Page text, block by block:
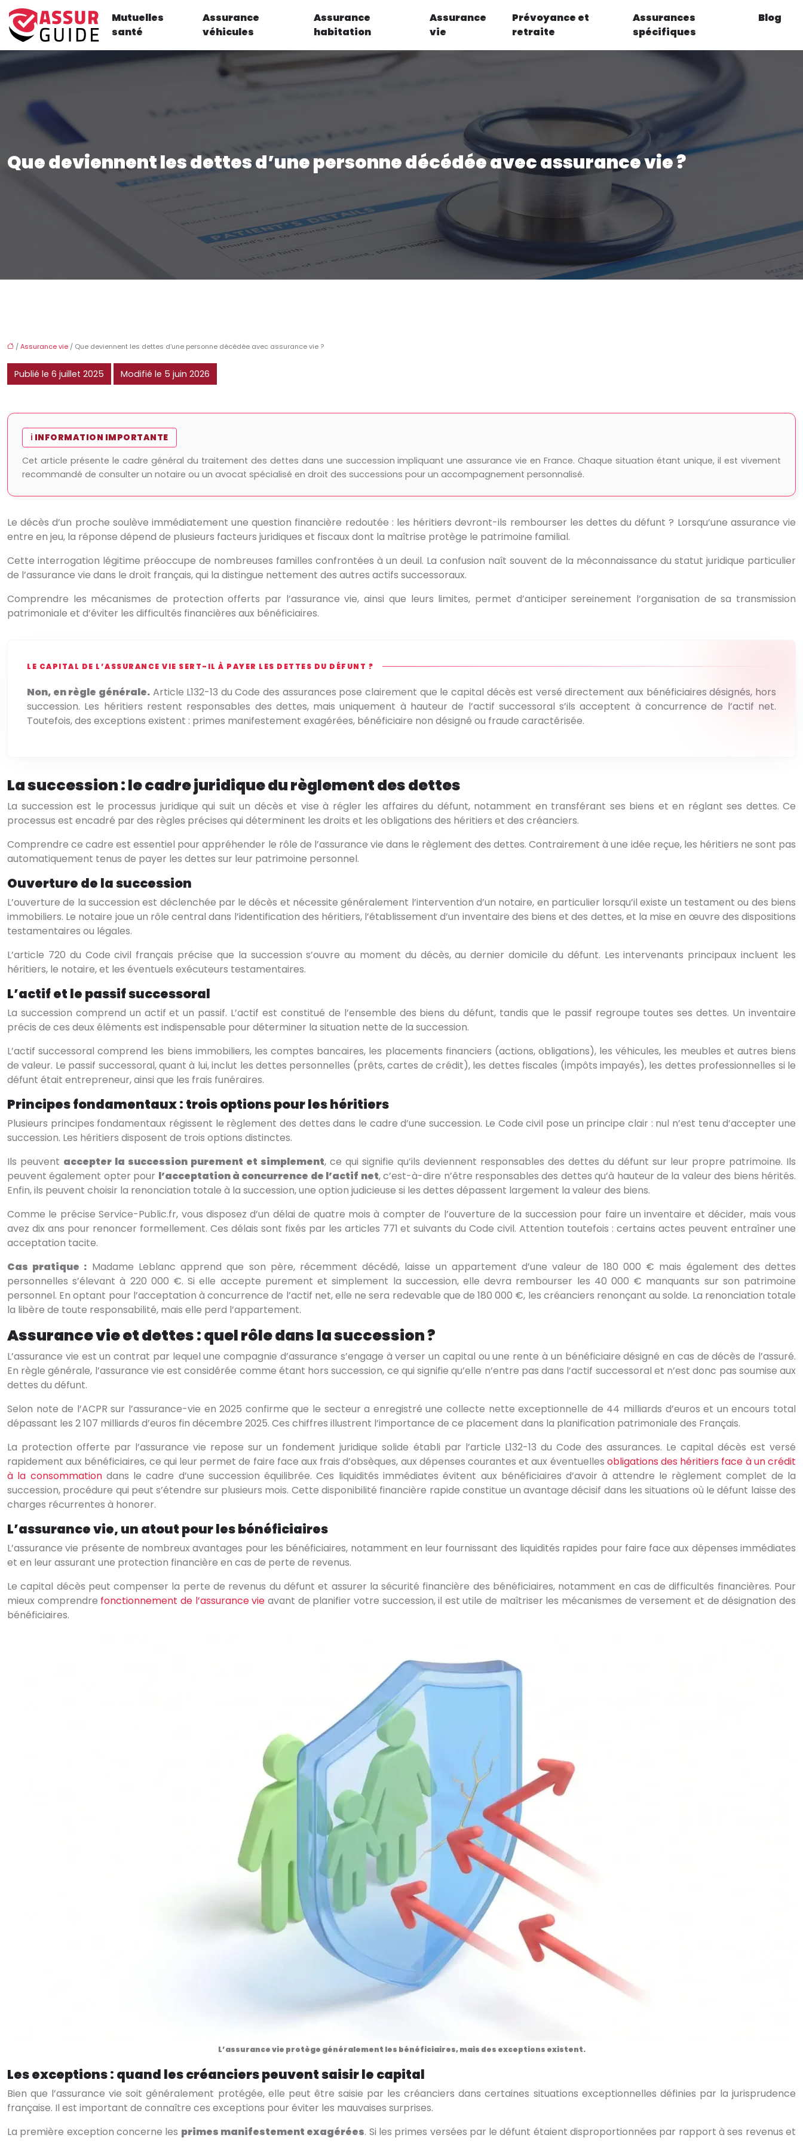
Mutuelles
santé
Assurance
véhicules
Assurance
habitation
Assurance
vie
Prévoyance et
retraite
Assurances
spécifiques
Blog
Que deviennent les dettes d’une personne décédée avec assurance vie ?
/Assurance vie / Que deviennent les dettes d’une personne décédée avec assurance vie ?
Publié le 6 juillet 2025 Modifié le 5 juin 2026
ℹ️ INFORMATION IMPORTANTE
Cet article présente le cadre général du traitement des dettes dans une succession impliquant une assurance vie en France. Chaque situation étant unique, il est vivement
recommandé de consulter un notaire ou un avocat spécialisé en droit des successions pour un accompagnement personnalisé.
Le décès d’un proche soulève immédiatement une question financière redoutée : les héritiers devront-ils rembourser les dettes du défunt ? Lorsqu’une assurance vie
entre en jeu, la réponse dépend de plusieurs facteurs juridiques et fiscaux dont la maîtrise protège le patrimoine familial.
Cette interrogation légitime préoccupe de nombreuses familles confrontées à un deuil. La confusion naît souvent de la méconnaissance du statut juridique particulier
de l’assurance vie dans le droit français, qui la distingue nettement des autres actifs successoraux.
Comprendre les mécanismes de protection offerts par l’assurance vie, ainsi que leurs limites, permet d’anticiper sereinement l’organisation de sa transmission
patrimoniale et d’éviter les difficultés financières aux bénéficiaires.
LE CAPITAL DE L’ASSURANCE VIE SERT-IL À PAYER LES DETTES DU DÉFUNT ?
Non, en règle générale.Article L132-13 du Code des assurances pose clairement que le capital décès est versé directement aux bénéficiaires désignés, hors
succession. Les héritiers restent responsables des dettes, mais uniquement à hauteur de l’actif successoral s’ils acceptent à concurrence de l’actif net.
Toutefois, des exceptions existent : primes manifestement exagérées, bénéficiaire non désigné ou fraude caractérisée.
La succession : le cadre juridique du règlement des dettes
La succession est le processus juridique qui suit un décès et vise à régler les affaires du défunt, notamment en transférant ses biens et en réglant ses dettes. Ce
processus est encadré par des règles précises qui déterminent les droits et les obligations des héritiers et des créanciers.
Comprendre ce cadre est essentiel pour appréhender le rôle de l’assurance vie dans le règlement des dettes. Contrairement à une idée reçue, les héritiers ne sont pas
automatiquement tenus de payer les dettes sur leur patrimoine personnel.
Ouverture de la succession
L’ouverture de la succession est déclenchée par le décès et nécessite généralement l’intervention d’un notaire, en particulier lorsqu’il existe un testament ou des biens
immobiliers. Le notaire joue un rôle central dans l’identification des héritiers, l’établissement d’un inventaire des biens et des dettes, et la mise en œuvre des dispositions
testamentaires ou légales.
L’article 720 du Code civil français précise que la succession s’ouvre au moment du décès, au dernier domicile du défunt. Les intervenants principaux incluent les
héritiers, le notaire, et les éventuels exécuteurs testamentaires.
L’actif et le passif successoral
La succession comprend un actif et un passif. L’actif est constitué de l’ensemble des biens du défunt, tandis que le passif regroupe toutes ses dettes. Un inventaire
précis de ces deux éléments est indispensable pour déterminer la situation nette de la succession.
L’actif successoral comprend les biens immobiliers, les comptes bancaires, les placements financiers (actions, obligations), les véhicules, les meubles et autres biens
de valeur. Le passif successoral, quant à lui, inclut les dettes personnelles (prêts, cartes de crédit), les dettes fiscales (impôts impayés), les dettes professionnelles si le
défunt était entrepreneur, ainsi que les frais funéraires.
Principes fondamentaux : trois options pour les héritiers
Plusieurs principes fondamentaux régissent le règlement des dettes dans le cadre d’une succession. Le Code civil pose un principe clair : nul n’est tenu d’accepter une
succession. Les héritiers disposent de trois options distinctes.
Ils peuvent accepter la succession purement et simplement, ce qui signifie qu’ils deviennent responsables des dettes du défunt sur leur propre patrimoine. Ils
peuvent également opter pour l’acceptation à concurrence de l’actif net, c’est-à-dire n’être responsables des dettes qu’à hauteur de la valeur des biens hérités.
Enfin, ils peuvent choisir la renonciation totale à la succession, une option judicieuse si les dettes dépassent largement la valeur des biens.
Comme le précise Service-Public.fr, vous disposez d’un délai de quatre mois à compter de l’ouverture de la succession pour faire un inventaire et décider, mais vous
avez dix ans pour renoncer formellement. Ces délais sont fixés par les articles 771 et suivants du Code civil. Attention toutefois : certains actes peuvent entraîner une
acceptation tacite.
Cas pratique : Madame Leblanc apprend que son père, récemment décédé, laisse un appartement d’une valeur de 180 000 € mais également des dettes
personnelles s’élevant à 220 000 €. Si elle accepte purement et simplement la succession, elle devra rembourser les 40 000 € manquants sur son patrimoine
personnel. En optant pour l’acceptation à concurrence de l’actif net, elle ne sera redevable que de 180 000 €, les créanciers renonçant au solde. La renonciation totale
la libère de toute responsabilité, mais elle perd l’appartement.
Assurance vie et dettes : quel rôle dans la succession ?
L’assurance vie est un contrat par lequel une compagnie d’assurance s’engage à verser un capital ou une rente à un bénéficiaire désigné en cas de décès de l’assuré.
En règle générale, l’assurance vie est considérée comme étant hors succession, ce qui signifie qu’elle n’entre pas dans l’actif successoral et n’est donc pas soumise aux
dettes du défunt.
Selon note de l’ACPR sur l’assurance-vie en 2025 confirme que le secteur a enregistré une collecte nette exceptionnelle de 44 milliards d’euros et un encours total
dépassant les 2 107 milliards d’euros fin décembre 2025. Ces chiffres illustrent l’importance de ce placement dans la planification patrimoniale des Français.
La protection offerte par l’assurance vie repose sur un fondement juridique solide établi par l’article L132-13 du Code des assurances. Le capital décès est versé
rapidement aux bénéficiaires, ce qui leur permet de faire face aux frais d’obsèques, aux dépenses courantes et aux éventuelles obligations des héritiers face à un crédit
à la consommationdans le cadre d’une succession équilibrée. Ces liquidités immédiates évitent aux bénéficiaires d’avoir à attendre le règlement complet de la
succession, procédure qui peut s’étendre sur plusieurs mois. Cette disponibilité financière rapide constitue un avantage décisif dans les situations où le défunt laisse des
charges récurrentes à honorer.
L’assurance vie, un atout pour les bénéficiaires
L’assurance vie présente de nombreux avantages pour les bénéficiaires, notamment en leur fournissant des liquidités rapides pour faire face aux dépenses immédiates
et en leur assurant une protection financière en cas de perte de revenus.
Le capital décès peut compenser la perte de revenus du défunt et assurer la sécurité financière des bénéficiaires, notamment en cas de difficultés financières. Pour
mieux comprendre fonctionnement de l’assurance vie avant de planifier votre succession, il est utile de maîtriser les mécanismes de versement et de désignation des
bénéficiaires.
L’assurance vie protège généralement les bénéficiaires, mais des exceptions existent.
Les exceptions : quand les créanciers peuvent saisir le capital
Bien que l’assurance vie soit généralement protégée, elle peut être saisie par les créanciers dans certaines situations exceptionnelles définies par la jurisprudence
française. Il est important de connaître ces exceptions pour éviter les mauvaises surprises.
La première exception concerne les primes manifestement exagérées. Si les primes versées par le défunt étaient disproportionnées par rapport à ses revenus et